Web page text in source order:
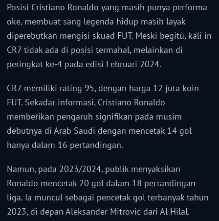
Posisi Cristiano Ronaldo yang masih punya performa
oke, membuat sang legenda hidup masih layak
diperebutkan mengisi skuad FUT. Meski begitu, kali in
CR7 tidak ada di posisi termahal, melainkan di
peringkat ke-4 pada edisi Februari 2024.
CR7 memiliki rating 95, dengan harga 12 juta koin
FUT. Sekadar informasi, Cristiano Ronaldo
memberikan pengaruh signifikan pada musim
debutnya di Arab Saudi dengan mencetak 14 gol
hanya dalam 16 pertandingan.
Namun, pada 2023/2024, publik menyaksikan
Ronaldo mencetak 20 gol dalam 18 pertandingan
liga. Ia muncul sebagai pencetak gol terbanyak tahun
2023, di depan Aleksander Mitrovic dari Al Hilal.